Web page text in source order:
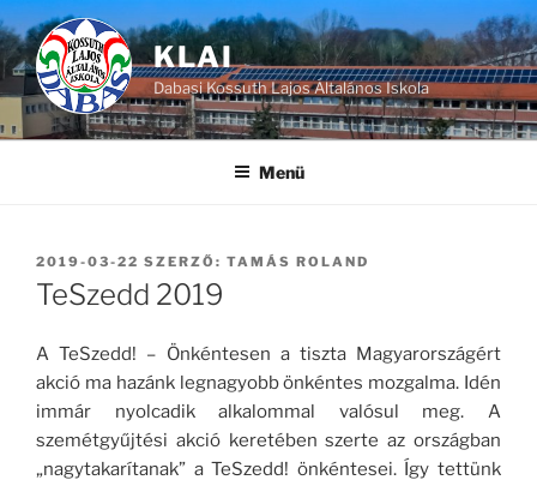
Tartalomhoz
KLAI
Dabasi Kossuth Lajos Általános Iskola
Menü
BEKÜLDVE:
2019-03-22 SZERZŐ: TAMÁS ROLAND
TeSzedd 2019
A TeSzedd! – Önkéntesen a tiszta Magyarországért
akció ma hazánk legnagyobb önkéntes mozgalma. Idén
immár nyolcadik alkalommal valósul meg. A
szemétgyűjtési akció keretében szerte az országban
„nagytakarítanak” a TeSzedd! önkéntesei. Így tettünk